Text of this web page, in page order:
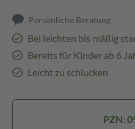
Persönliche Beratung
Bei leichten bis mäßig
Bereits für Kinder ab 6
Leicht zu schlucken
PZN: